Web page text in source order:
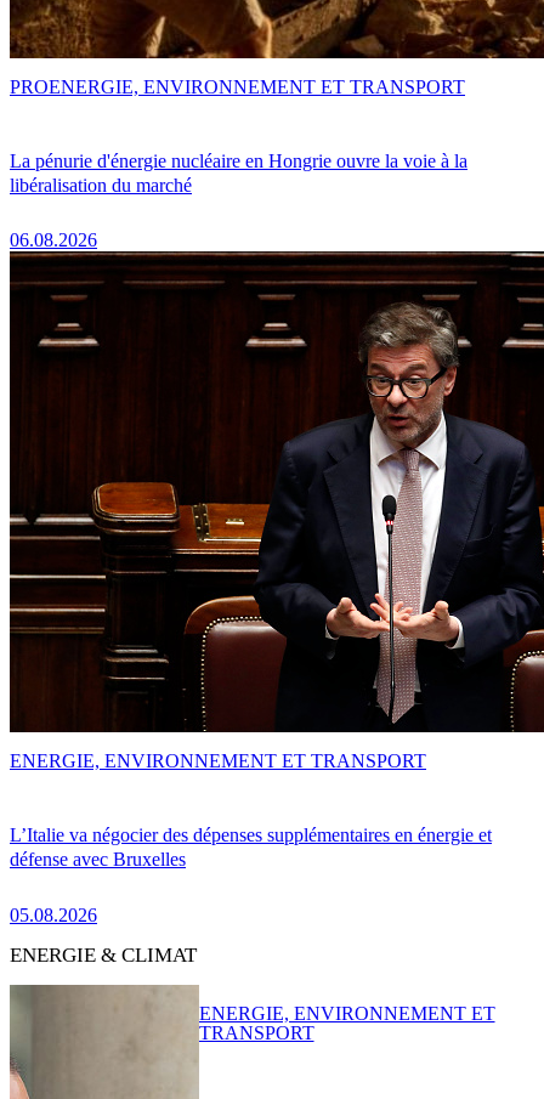
La pénurie d'énergie nucléaire en Hongrie ouvre la voie à la
libéralisation du marché
06.08.2026
PROENERGIE, ENVIRONNEMENT ET TRANSPORT
L’Italie va négocier des dépenses supplémentaires en énergie et
défense avec Bruxelles
05.08.2026
ENERGIE, ENVIRONNEMENT ET TRANSPORT
ENERGIE & CLIMAT
ENERGIE, ENVIRONNEMENT ET
TRANSPORT